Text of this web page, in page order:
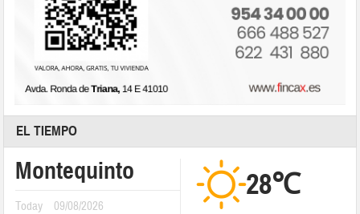
EL TIEMPO
Montequinto
Today 09/08/2026
28℃